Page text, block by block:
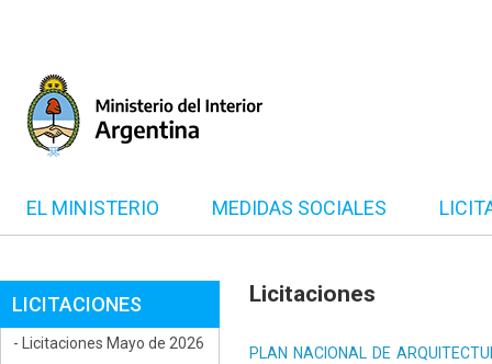
EL MINISTERIO MEDIDAS SOCIALES
LICITACIONES
- Licitaciones Mayo de 2026
Licitaciones
PLAN NACIONAL DE